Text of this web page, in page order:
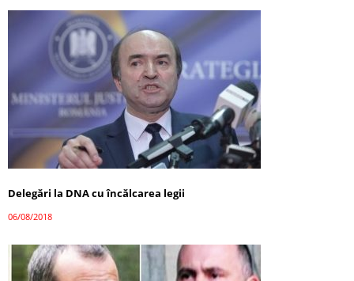
Delegări la DNA cu încălcarea legii
06/08/2018